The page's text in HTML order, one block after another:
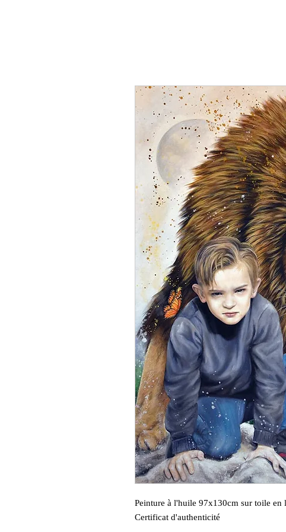
Peinture à l'huile 97x130cm sur toile en
Certificat d'authenticité